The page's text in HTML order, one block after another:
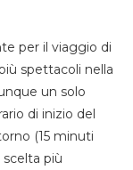
per il viaggio di
spettacoli nella
un solo
di inizio del
(15 minuti
più